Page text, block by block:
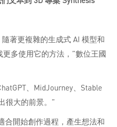
隨著更複雜的生成式 AI 模型和
多使用它的方法，”數位王國
、MidJourney、Stable
很大的前景。”
合開始創作過程，產生想法和